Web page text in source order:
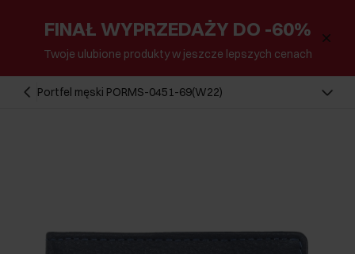
FINAŁ WYPRZEDAŻY DO -60%
Twoje ulubione produkty w jeszcze lepszych cenach
Portfel męski PORMS-0451-69(W22)